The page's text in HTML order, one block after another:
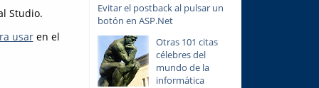
Studio.
usaren el
Evitar el postback al pulsar un
botón en ASP.Net
Otras 101 citas
célebres del
mundo de la
informática